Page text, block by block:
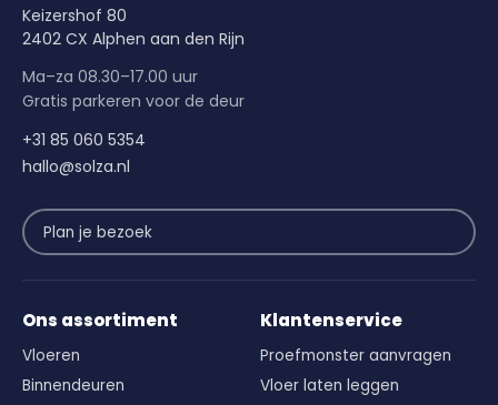
Keizershof 80
2402 CX Alphen aan den Rijn
Ma–za 08.30–17.00 uur
Gratis parkeren voor de deur
+31 85 060 5354
hallo@solza.nl
Plan je bezoek
Ons assortiment
Vloeren
Binnendeuren
Klantenservice
Proefmonster aanvragen
Vloer laten leggen